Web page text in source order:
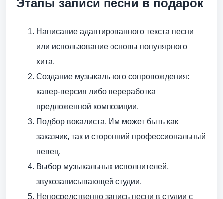
Этапы записи песни в подарок
Написание адаптированного текста песни
или использование основы популярного
хита.
Создание музыкального сопровождения:
кавер-версия либо переработка
предложенной композиции.
Подбор вокалиста. Им может быть как
заказчик, так и сторонний профессиональный
певец.
Выбор музыкальных исполнителей,
звукозаписывающей студии.
Непосредственно запись песни в студии с